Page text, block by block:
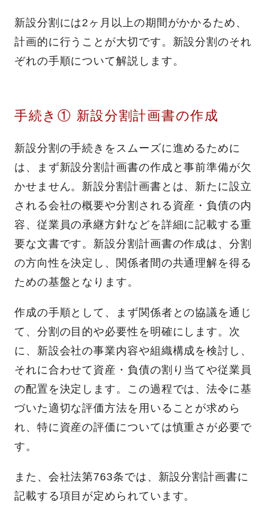
新設分割には2ヶ月以上の期間がかかるため、
計画的に行うことが大切です。新設分割のそれ
ぞれの手順について解説します。
手続き① 新設分割計画書の作成
新設分割の手続きをスムーズに進めるために
は、まず新設分割計画書の作成と事前準備が欠
かせません。新設分割計画書とは、新たに設立
される会社の概要や分割される資産・負債の内
容、従業員の承継方針などを詳細に記載する重
要な文書です。新設分割計画書の作成は、分割
の方向性を決定し、関係者間の共通理解を得る
ための基盤となります。
作成の手順として、まず関係者との協議を通じ
て、分割の目的や必要性を明確にします。次
に、新設会社の事業内容や組織構成を検討し、
それに合わせて資産・負債の割り当てや従業員
の配置を決定します。この過程では、法令に基
づいた適切な評価方法を用いることが求めら
れ、特に資産の評価については慎重さが必要で
す。
また、会社法第763条では、新設分割計画書に
記載する項目が定められています。